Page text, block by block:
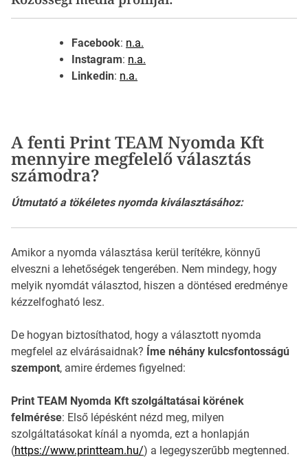
Facebook: n.a.
Instagram: n.a.
Linkedin: n.a.
A fenti Print TEAM Nyomda Kft
mennyire megfelelő választás
számodra?
Útmutató a tökéletes nyomda kiválasztásához:
Amikor a nyomda választása kerül terítékre, könnyű
elveszni a lehetőségek tengerében. Nem mindegy, hogy
melyik nyomdát választod, hiszen a döntésed eredménye
kézzelfogható lesz.
De hogyan biztosíthatod, hogy a választott nyomda
megfelel az elvárásaidnak? Íme néhány kulcsfontosságú
szempont, amire érdemes figyelned:
Print TEAM Nyomda Kft szolgáltatásai körének
felmérése: Első lépésként nézd meg, milyen
szolgáltatásokat kínál a nyomda, ezt a honlapján
(https://www.printteam.hu/) a legegyszerűbb megtenned.